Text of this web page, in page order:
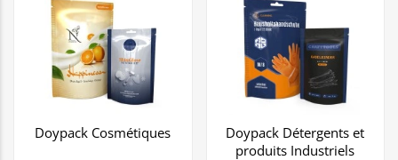
Doypack Cosmétiques
Doypack Détergents et
produits Industriels